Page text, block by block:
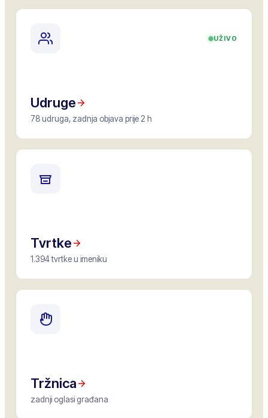
UŽIVO
Udruge
78 udruga, zadnja objava prije 2 h
Tvrtke
1.394 tvrtke u imeniku
Tržnica
zadnji oglasi građana